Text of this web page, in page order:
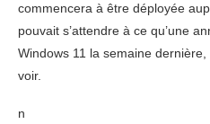
commencera à être déployée
pouvait s’attendre à ce qu’une
Windows 11 la semaine
voir.
n